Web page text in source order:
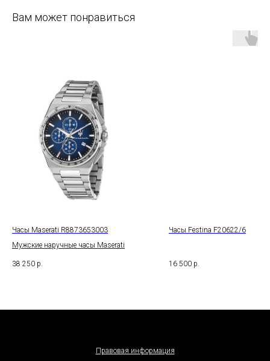
Вам может понравиться
Часы Maserati R8873653003
Мужские наручные часы Maserati
38 250 р.
Часы Festina F20622/6
16 500 р.
Правовая информация